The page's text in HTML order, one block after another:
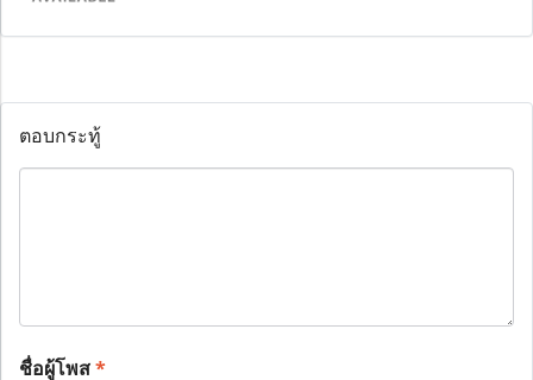
ตอบกระทู้
ชื่อผู้โพส*